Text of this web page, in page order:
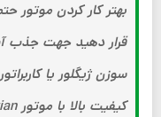
بهتر کار کردن موتور
قرار دهید جهت جذب
سوزن ژیگلور یا